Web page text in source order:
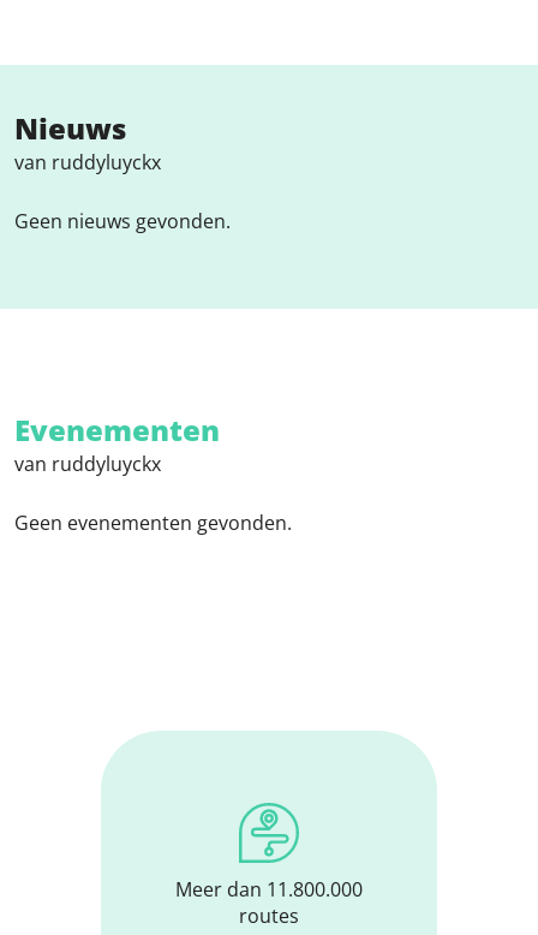
Nieuws
van ruddyluyckx
Geen nieuws gevonden.
Evenementen
van ruddyluyckx
Geen evenementen gevonden.
Meer dan 11.800.000
routes